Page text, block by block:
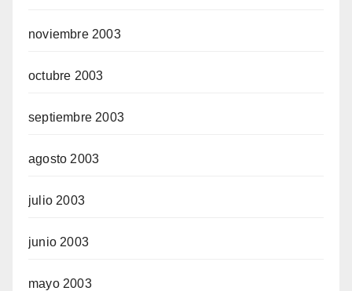
noviembre 2003
octubre 2003
septiembre 2003
agosto 2003
julio 2003
junio 2003
mayo 2003